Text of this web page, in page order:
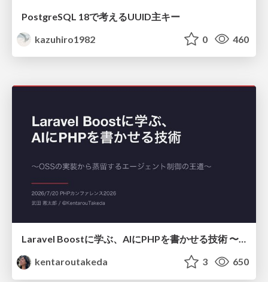
PostgreSQL 18で考えるUUID主キー
kazuhiro1982
0 460
Laravel Boostに学ぶ、AIにPHPを書かせる技術 〜OSSの実装から蒸留するエージェント制御の王道〜
kentaroutakeda
3 650